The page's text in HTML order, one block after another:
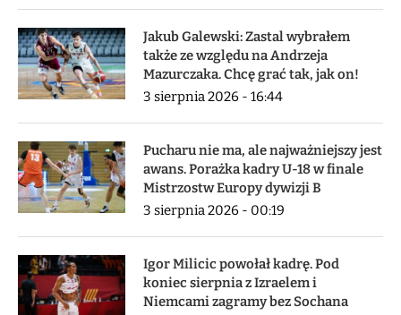
Jakub Galewski: Zastal wybrałem
także ze względu na Andrzeja
Mazurczaka. Chcę grać tak, jak on!
3 sierpnia 2026 - 16:44
Pucharu nie ma, ale najważniejszy jest
awans. Porażka kadry U-18 w finale
Mistrzostw Europy dywizji B
3 sierpnia 2026 - 00:19
Igor Milicic powołał kadrę. Pod
koniec sierpnia z Izraelem i
Niemcami zagramy bez Sochana